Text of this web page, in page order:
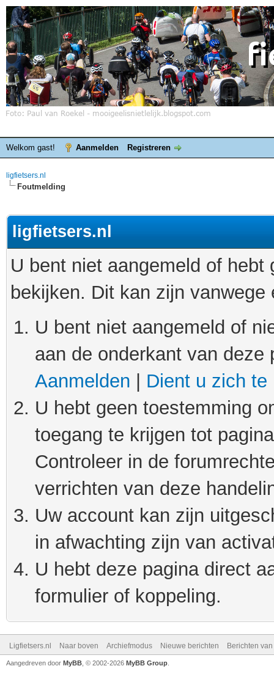
Welkom gast! Aanmelden Registreren
ligfietsers.nl
Foutmelding
ligfietsers.nl
U bent niet aangemeld of
bekijken. Dit kan zijn
U bent niet aangemeld of
aan de onderkant van
Aanmelden
Dient u zich te
U hebt geen toestemming
toegang te krijgen tot
Controleer in de
verrichten van deze
Uw account kan zijn
in afwachting zijn van
U hebt deze pagina direct
formulier of koppeling.
Ligfietsers.nl Naar boven Archiefmodus Nieuwe berichten Berichten
Aangedreven door MyBB , © 2002-2026 MyBB Group